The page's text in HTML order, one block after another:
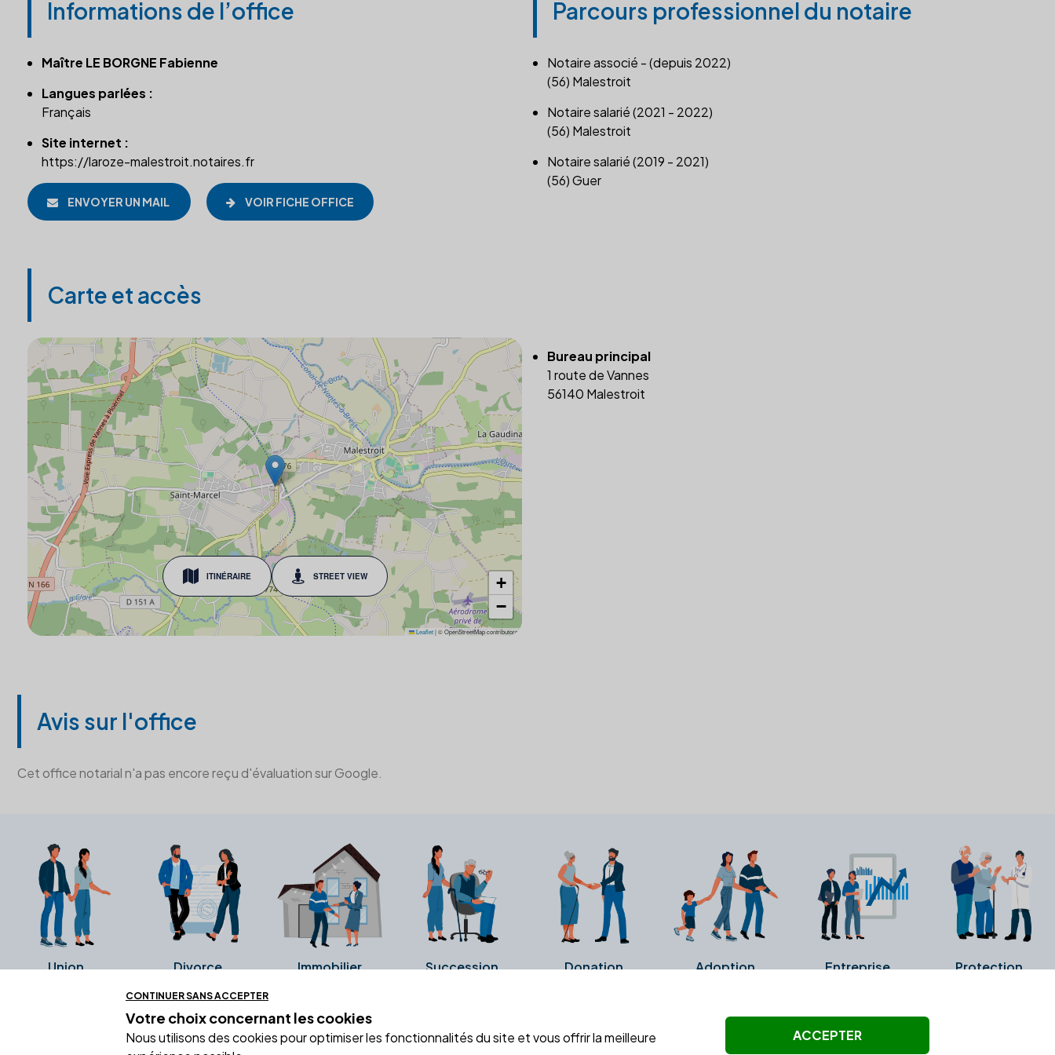
Informations de l’office
Maître LE BORGNE Fabienne
Langues parlées :
Français
Site internet :
https://laroze-malestroit.notaires.fr
ENVOYER UN MAIL VOIR FICHE OFFICE
Parcours professionnel du notaire
Notaire associé - (depuis 2022)
(56) Malestroit
Notaire salarié (2021 - 2022)
(56) Malestroit
Notaire salarié (2019 - 2021)
(56) Guer
Carte et accès
ITINÉRAIRE STREET VIEW
+
−
Leaflet |© OpenStreetMap contributors
Bureau principal
1 route de Vannes
56140 Malestroit
Avis sur l'office
Cet office notarial n'a pas encore reçu d'évaluation sur Google.
Union Divorce Immobilier Succession Donation Adoption Entreprise Protection
Ces avis proviennent directement de la fiche Google Business de l'office notarial. Ils n'ont ni été collectés ni été vérifiés par Alexia.fr.
CONTINUER SANS ACCEPTER
Votre choix concernant les cookies
Nous utilisons des cookies pour optimiser les fonctionnalités du site et vous offrir la meilleure
ACCEPTER